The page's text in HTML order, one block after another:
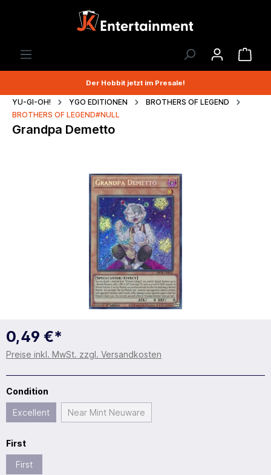
Der Hobbit jetzt im Presale!
YU-GI-OH! YGO EDITIONEN
BROTHERS OF LEGEND
BROTHERS OF LEGEND#NULL
Grandpa Demetto
0,49 €*
Preise inkl. MwSt. zzgl. Versandkosten
Condition
Excellent Near Mint Neuware
First
First